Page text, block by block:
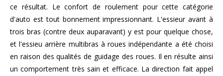
ce résultat. Le confort de roulement pour cette catégorie
d'auto est tout bonnement impressionnant. L'essieur avant à
trois bras (contre deux auparavant) y est pour quelque chose,
et l'essieu arrière multibras à roues indépendante a été choisi
en raison des qualités de guidage des roues. Il en résulte ainsi
un comportement très sain et efficace. La direction fait appel